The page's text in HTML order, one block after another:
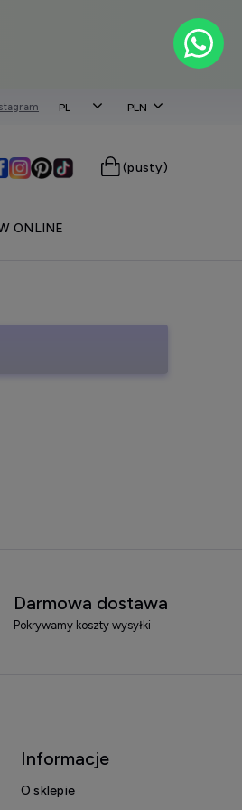
PL
(pusty)
ONLINE
Darmowa dostawa
Pokrywamy koszty wysyłki
Informacje
O sklepie